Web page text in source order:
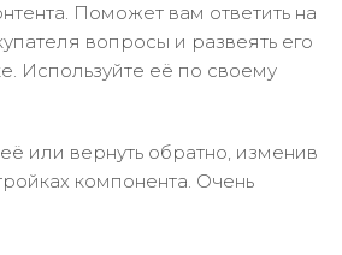
Поможет вам ответить на
вопросы и развеять его
Используйте её по своему
или вернуть обратно, изменив
компонента. Очень